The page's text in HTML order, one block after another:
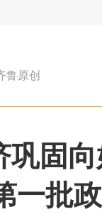
鲁原创
巩固
一批